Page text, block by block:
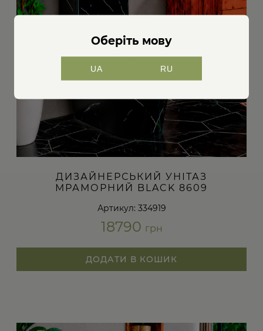
ДИЗАЙНЕРСЬКИЙ УНІТАЗ
МРАМОРНИЙ BLACK 8609
Артикул: 334919
18790 грн
ДОДАТИ В КОШИК
Оберіть мову
UA RU